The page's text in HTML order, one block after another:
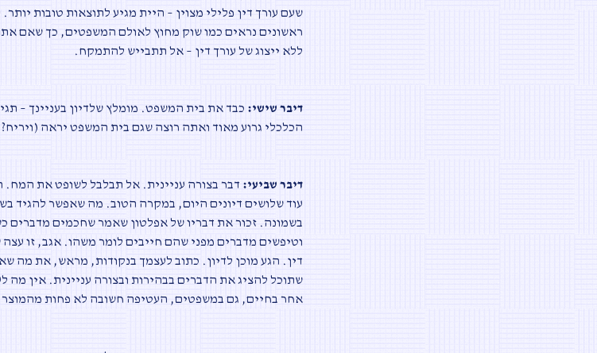
שעם עורך דין פלילי מצוין – היית מגיע לתוצאות טובות
ראשונים נראים כמו שוק מחוץ לאולם המשפטים, כך שאם
ללא ייצוג של עורך דין – אל תתבייש להתמקח.
דיבר שישי: כבד את בית המשפט. מומלץ שלדיון בעניינך –
הכלכלי גרוע מאוד ואתה רוצה שגם בית המשפט יראה
דיבר שביעי: דבר בצורה עניינית. אל תבלבל לשופט את המח.
עוד שלושים דיונים היום, במקרה הטוב. מה שאפשר להגיד
בשמונה. זכור את דבריו של אפלטון שאמר שחכמים מדברים
וטיפשים מדברים מפני שהם חייבים לומר משהו. אגב, זו עצה
דין. הגע מוכן לדיון. כתוב לעצמך בנקודות, מראש, את מה
שתוכל להציג את הדברים בבהירות ובצורה עניינית. אין מה
אחר בחיים, גם במשפטים, העטיפה חשובה לא פחות מהמוצר